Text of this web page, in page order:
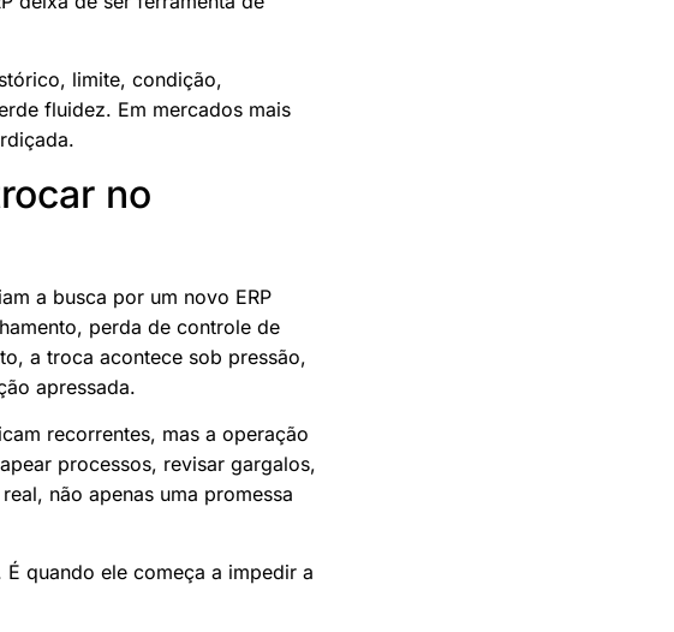
limite, condição,
fluidez. Em mercados mais
no
a busca por um novo ERP
perda de controle de
a troca acontece sob pressão,
apressada.
recorrentes, mas a operação
processos, revisar gargalos,
não apenas uma promessa
quando ele começa a impedir a